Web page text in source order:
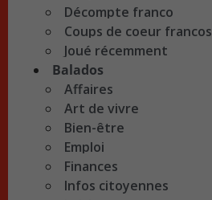
Décompte franco
Coups de coeur francos
Joué récemment
Balados
Affaires
Art de vivre
Bien-être
Emploi
Finances
Infos citoyennes